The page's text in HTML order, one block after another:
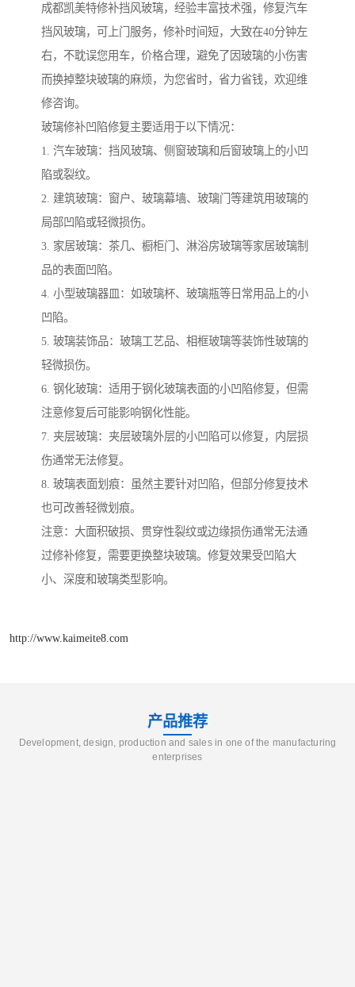
成都凯美特修补挡风玻璃，经验丰富技术强，修复汽车
挡风玻璃，可上门服务，修补时间短，大致在40分钟左
右，不耽误您用车，价格合理，避免了因玻璃的小伤害
而换掉整块玻璃的麻烦，为您省时，省力省钱，欢迎维
修咨询。
玻璃修补凹陷修复主要适用于以下情况：
1. 汽车玻璃：挡风玻璃、侧窗玻璃和后窗玻璃上的小凹
陷或裂纹。
2. 建筑玻璃：窗户、玻璃幕墙、玻璃门等建筑用玻璃的
局部凹陷或轻微损伤。
3. 家居玻璃：茶几、橱柜门、淋浴房玻璃等家居玻璃制
品的表面凹陷。
4. 小型玻璃器皿：如玻璃杯、玻璃瓶等日常用品上的小
凹陷。
5. 玻璃装饰品：玻璃工艺品、相框玻璃等装饰性玻璃的
轻微损伤。
6. 钢化玻璃：适用于钢化玻璃表面的小凹陷修复，但需
注意修复后可能影响钢化性能。
7. 夹层玻璃：夹层玻璃外层的小凹陷可以修复，内层损
伤通常无法修复。
8. 玻璃表面划痕：虽然主要针对凹陷，但部分修复技术
也可改善轻微划痕。
注意：大面积破损、贯穿性裂纹或边缘损伤通常无法通
过修补修复，需要更换整块玻璃。修复效果受凹陷大
小、深度和玻璃类型影响。
http://www.kaimeite8.com
产品推荐
Development, design, production and sales in one of the manufacturing
enterprises